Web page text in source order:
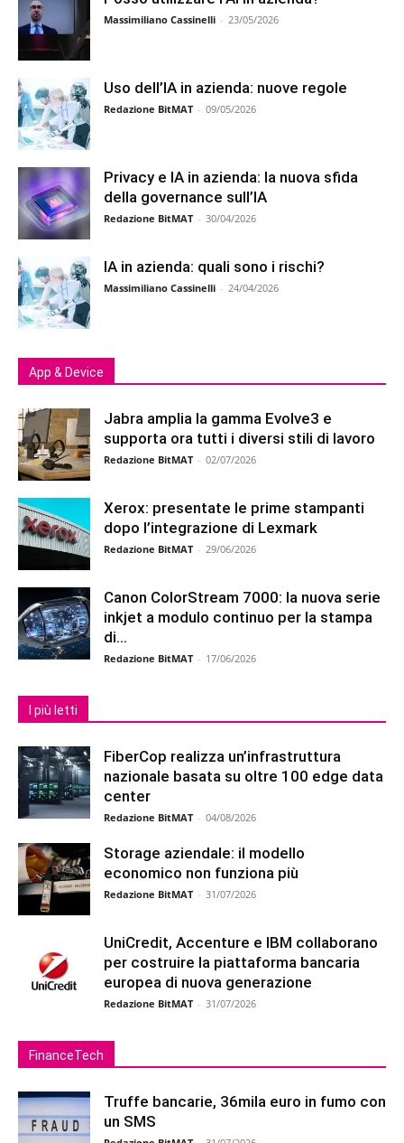
Massimiliano Cassinelli - 23/05/2026
Uso dell’IA in azienda: nuove regole
Redazione BitMAT - 09/05/2026
Privacy e IA in azienda: la nuova sfida
della governance sull’IA
Redazione BitMAT - 30/04/2026
IA in azienda: quali sono i rischi?
Massimiliano Cassinelli - 24/04/2026
App & Device
Jabra amplia la gamma Evolve3 e
supporta ora tutti i diversi stili di lavoro
Redazione BitMAT - 02/07/2026
Xerox: presentate le prime stampanti
dopo l’integrazione di Lexmark
Redazione BitMAT - 29/06/2026
Canon ColorStream 7000: la nuova serie
inkjet a modulo continuo per la stampa
di...
Redazione BitMAT - 17/06/2026
I più letti
FiberCop realizza un’infrastruttura
nazionale basata su oltre 100 edge data
center
Redazione BitMAT - 04/08/2026
Storage aziendale: il modello
economico non funziona più
Redazione BitMAT - 31/07/2026
UniCredit, Accenture e IBM collaborano
per costruire la piattaforma bancaria
europea di nuova generazione
Redazione BitMAT - 31/07/2026
FinanceTech
Truffe bancarie, 36mila euro in fumo con
un SMS